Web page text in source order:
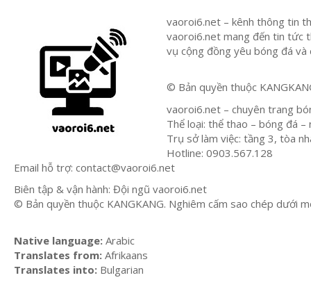
vaoroi6.net – kênh thông tin
vaoroi6.net mang đến tin tức
vụ cộng đồng yêu bóng đá và
© Bản quyền thuộc
vaoroi6.net – chuyên trang
Thể loại: thể thao – bóng đá –
Trụ sở làm việc: tầng 3, tòa
Hotline: 0903.567.128
Email hỗ trợ: contact@vaoroi6.net
Biên tập & vận hành: Đội ngũ vaoroi6.net
© Bản quyền thuộc KANGKANG. Nghiêm cấm sao chép dưới
Native language: Arabic
Translates from: Afrikaans
Translates into: Bulgarian